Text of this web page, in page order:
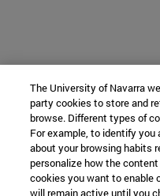
The University of Navarra
party cookies to store and
browse. Different types of
For example, to identify you
about your browsing habits
personalize how the
cookies you want to enable
will remain active until you